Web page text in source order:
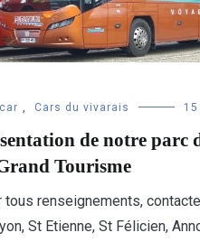
, Cars du vivarais
de notre parc
Tourisme
tous renseignements,
St Etienne, St Félicien,